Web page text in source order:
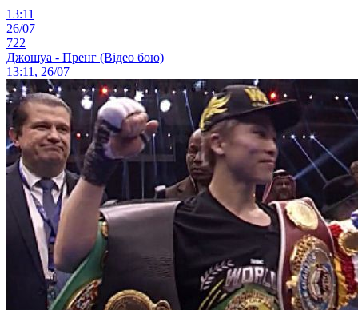
13:11
26/07
722
Джошуа - Пренг (Відео бою)
13:11, 26/07